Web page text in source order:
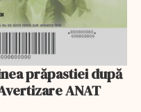
prăpastiei după
ANAT